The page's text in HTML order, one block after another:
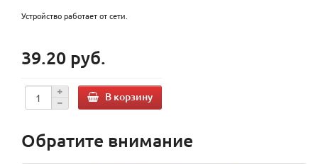
Устройство работает от сети.
39.20 руб.
В корзину
Обратите внимание